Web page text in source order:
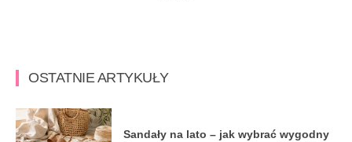
OSTATNIE ARTYKUŁY
Sandały na lato – jak wybrać wygodny